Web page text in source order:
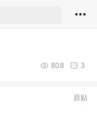
3
808
原贴